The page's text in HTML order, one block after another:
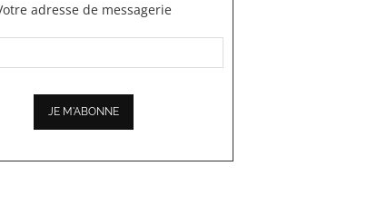
adresse de messagerie